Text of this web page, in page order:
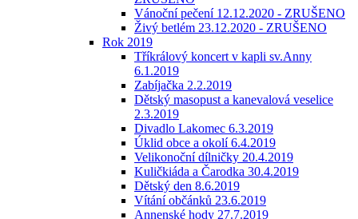
Vánoční pečení 12.12.2020 - ZRUŠENO
Živý betlém 23.12.2020 - ZRUŠENO
Rok 2019
Tříkrálový koncert v kapli sv.Anny
6.1.2019
Zabíjačka 2.2.2019
Dětský masopust a kanevalová veselice
2.3.2019
Divadlo Lakomec 6.3.2019
Úklid obce a okolí 6.4.2019
Velikonoční dílničky 20.4.2019
Kuličkiáda a Čarodka 30.4.2019
Dětský den 8.6.2019
Vítání občánků 23.6.2019
Annenské hody 27.7.2019